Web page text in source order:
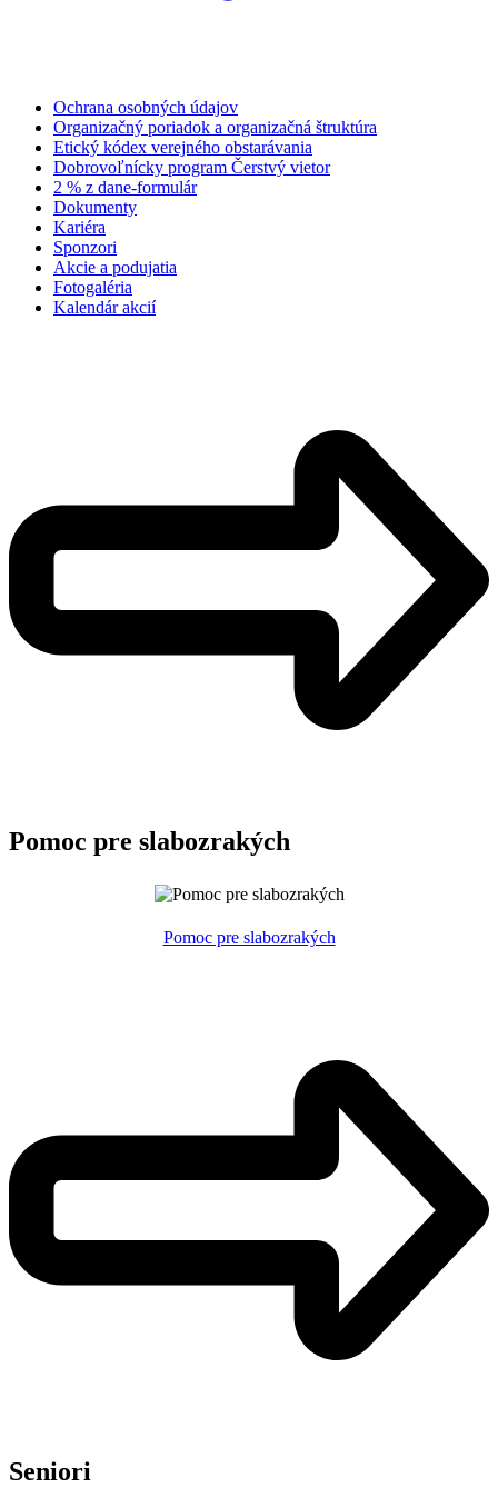
Ochrana osobných údajov
Organizačný poriadok a organizačná štruktúra
Etický kódex verejného obstarávania
Dobrovoľnícky program Čerstvý vietor
2 % z dane-formulár
Dokumenty
Kariéra
Sponzori
Akcie a podujatia
Fotogaléria
Kalendár akcií
Pomoc pre slabozrakých
Pomoc pre slabozrakých
Seniori